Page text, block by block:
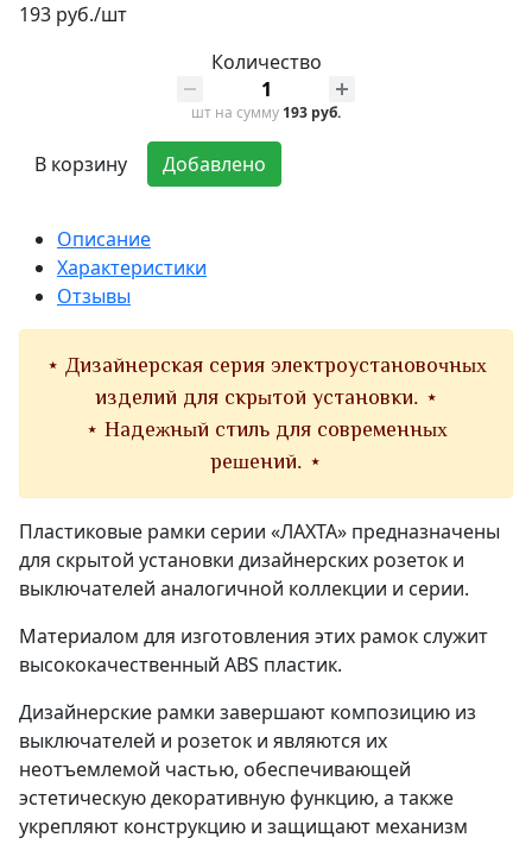
193 руб./шт
Количество
шт на сумму 193 руб.
В корзину Добавлено
Описание
Характеристики
Отзывы
⋆ Дизайнерская серия электроустановочных
изделий для скрытой установки. ⋆
⋆ Надежный стиль для современных
решений. ⋆
Пластиковые рамки серии «ЛАХТА» предназначены
для скрытой установки дизайнерских розеток и
выключателей аналогичной коллекции и серии.
Материалом для изготовления этих рамок служит
высококачественный ABS пластик.
Дизайнерские рамки завершают композицию из
выключателей и розеток и являются их
неотъемлемой частью, обеспечивающей
эстетическую декоративную функцию, а также
укрепляют конструкцию и защищают механизм